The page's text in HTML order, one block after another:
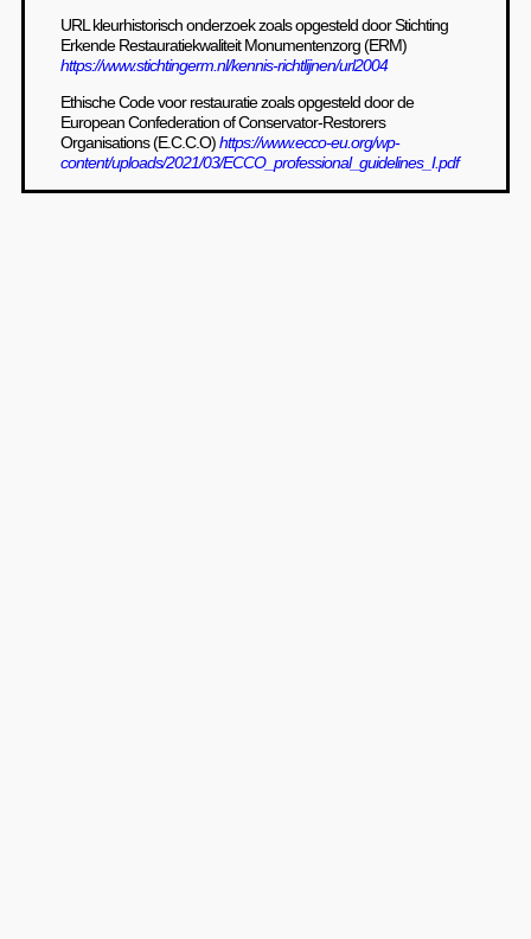
URL kleurhistorisch onderzoek zoals opgesteld door Stichting
Erkende Restauratiekwaliteit Monumentenzorg (ERM)
https://www.stichtingerm.nl/kennis-richtlijnen/url2004
Ethische Code voor restauratie zoals opgesteld door de
European Confederation of Conservator-Restorers
Organisations (E.C.C.O)https://www.ecco-eu.org/wp-
content/uploads/2021/03/ECCO_professional_guidelines_I.pdf